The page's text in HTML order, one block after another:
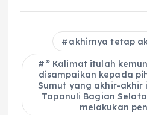
akhirnya tetap
” Kalimat itulah
disampaikan kepada
Sumut yang akhir-akhir
Tapanuli Bagian
melakukan